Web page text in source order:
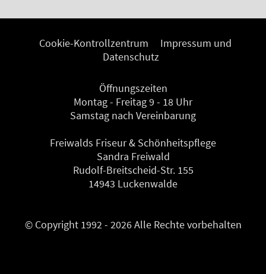
Cookie-Kontrollzentrum
Impressum und
Datenschutz
Öffnungszeiten
Montag - Freitag 9 - 18 Uhr
Samstag nach Vereinbarung
Freiwalds Friseur & Schönheitspflege
Sandra Freiwald
Rudolf-Breitscheid-Str. 155
14943 Luckenwalde
© Copyright 1992 - 2026 Alle Rechte vorbehalten